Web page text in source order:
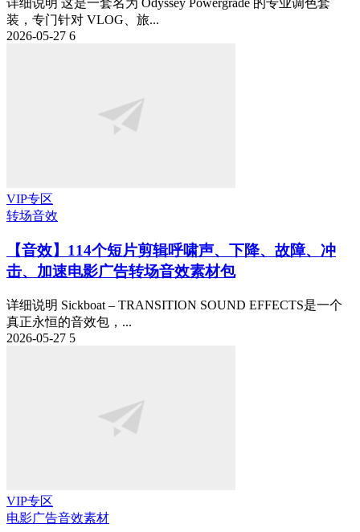
详细说明 这是一套名为 Odyssey Powergrade 的专业调色套
装，专门针对 VLOG、旅...
2026-05-27 6
VIP专区
转场音效
【音效】114个短片剪辑呼啸声、下降、故障、冲
击、加速电影广告转场音效素材包
详细说明 Sickboat – TRANSITION SOUND EFFECTS是一个
真正永恒的音效包，...
2026-05-27 5
VIP专区
电影广告音效素材